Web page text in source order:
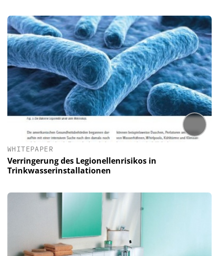
WHITEPAPER
Verringerung des Legionellenrisikos in
Trinkwasserinstallationen